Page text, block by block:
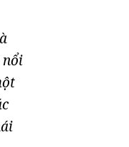
nổi